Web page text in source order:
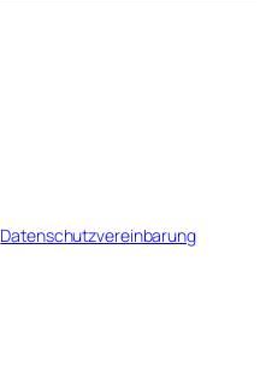
Datenschutzvereinbarung